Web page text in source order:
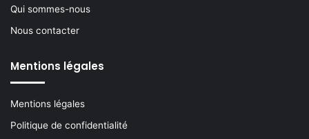
Qui sommes-nous
Nous contacter
Mentions légales
Mentions légales
Politique de confidentialité